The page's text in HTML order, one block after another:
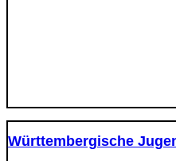
Württembergische